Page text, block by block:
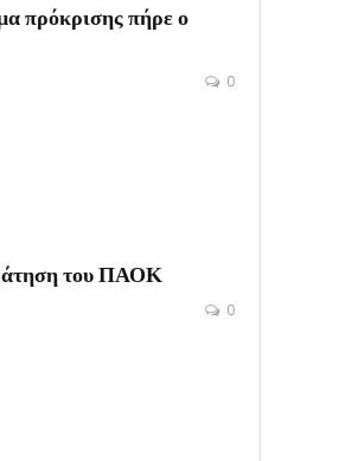
πρόκρισης πήρε ο
0
του ΠΑΟΚ
0